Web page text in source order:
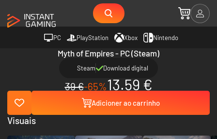
PC PlayStation Xbox Nintendo
Myth of Empires - PC (Steam)
Steam Download digital
39 €-65%13.59 €
Adicioner ao carrinho
Visuais